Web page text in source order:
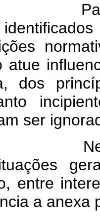
a
atue
dos
ser
entre
a anexa